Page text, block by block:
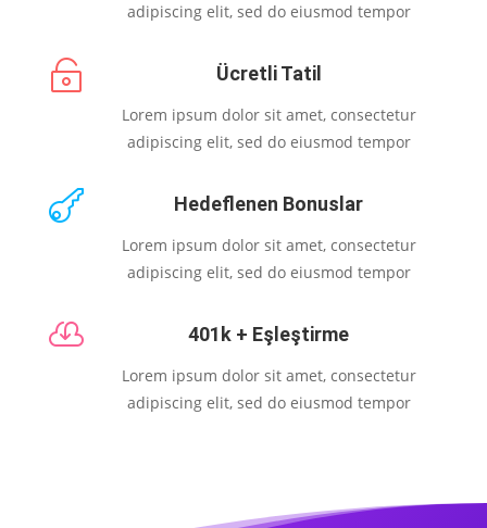
adipiscing elit, sed do eiusmod tempor
 Ücretli Tatil
Lorem ipsum dolor sit amet, consectetur
adipiscing elit, sed do eiusmod tempor
 Hedeflenen Bonuslar
Lorem ipsum dolor sit amet, consectetur
adipiscing elit, sed do eiusmod tempor
 401k + Eşleştirme
Lorem ipsum dolor sit amet, consectetur
adipiscing elit, sed do eiusmod tempor